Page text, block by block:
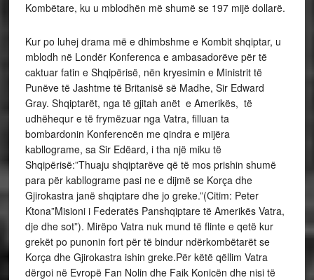
Kombëtare, ku u mblodhën më shumë se 197 mijë dollarë.
Kur po luhej drama më e dhimbshme e Kombit shqiptar, u
mblodh në Londër Konferenca e ambasadorëve për të
caktuar fatin e Shqipërisë, nën kryesimin e Ministrit të
Punëve të Jashtme të Britanisë së Madhe, Sir Edward
Gray. Shqiptarët, nga të gjitah anët e Amerikës, të
udhëhequr e të frymëzuar nga Vatra, filluan ta
bombardonin Konferencën me qindra e mijëra
kabllograme, sa Sir Edëard, i tha një miku të
Shqipërisë:”Thuaju shqiptarëve që të mos prishin shumë
para për kabllograme pasi ne e dijmë se Korça dhe
Gjirokastra janë shqiptare dhe jo greke.”(Citim: Peter
Ktona”Misioni i Federatës Panshqiptare të Amerikës Vatra,
dje dhe sot”). Mirëpo Vatra nuk mund të flinte e qetë kur
grekët po punonin fort për të bindur ndërkombëtarët se
Korça dhe Gjirokastra ishin greke.Për këtë qëllim Vatra
dërgoi në Evropë Fan Nolin dhe Faik Konicën dhe nisi të